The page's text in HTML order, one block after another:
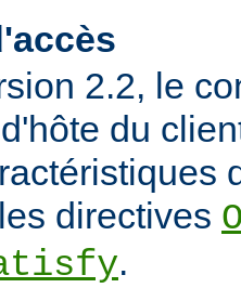
2.2, le
du
directives
.